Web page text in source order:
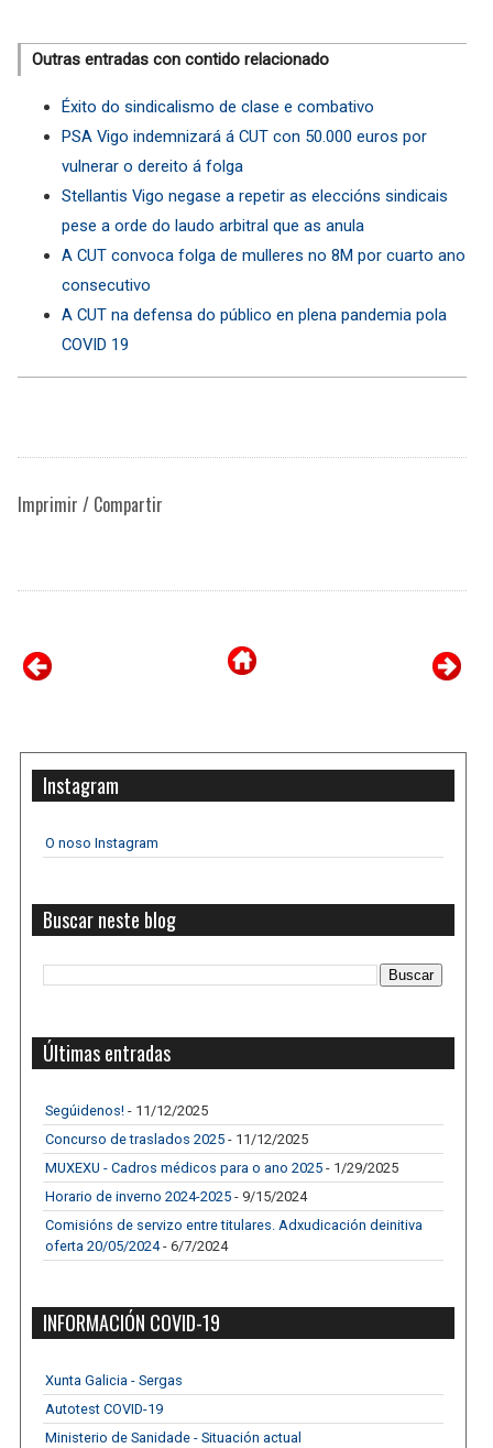
Outras entradas con contido relacionado
Éxito do sindicalismo de clase e combativo
PSA Vigo indemnizará á CUT con 50.000 euros por
vulnerar o dereito á folga
Stellantis Vigo negase a repetir as eleccións sindicais
pese a orde do laudo arbitral que as anula
A CUT convoca folga de mulleres no 8M por cuarto ano
consecutivo
A CUT na defensa do público en plena pandemia pola
COVID 19
Imprimir / Compartir
Instagram
O noso Instagram
Buscar neste blog
Últimas entradas
Segúidenos! - 11/12/2025
Concurso de traslados 2025 - 11/12/2025
MUXEXU - Cadros médicos para o ano 2025 - 1/29/2025
Horario de inverno 2024-2025 - 9/15/2024
Comisións de servizo entre titulares. Adxudicación deinitiva
oferta 20/05/2024- 6/7/2024
INFORMACIÓN COVID-19
Xunta Galicia - Sergas
Autotest COVID-19
Ministerio de Sanidade - Situación actual